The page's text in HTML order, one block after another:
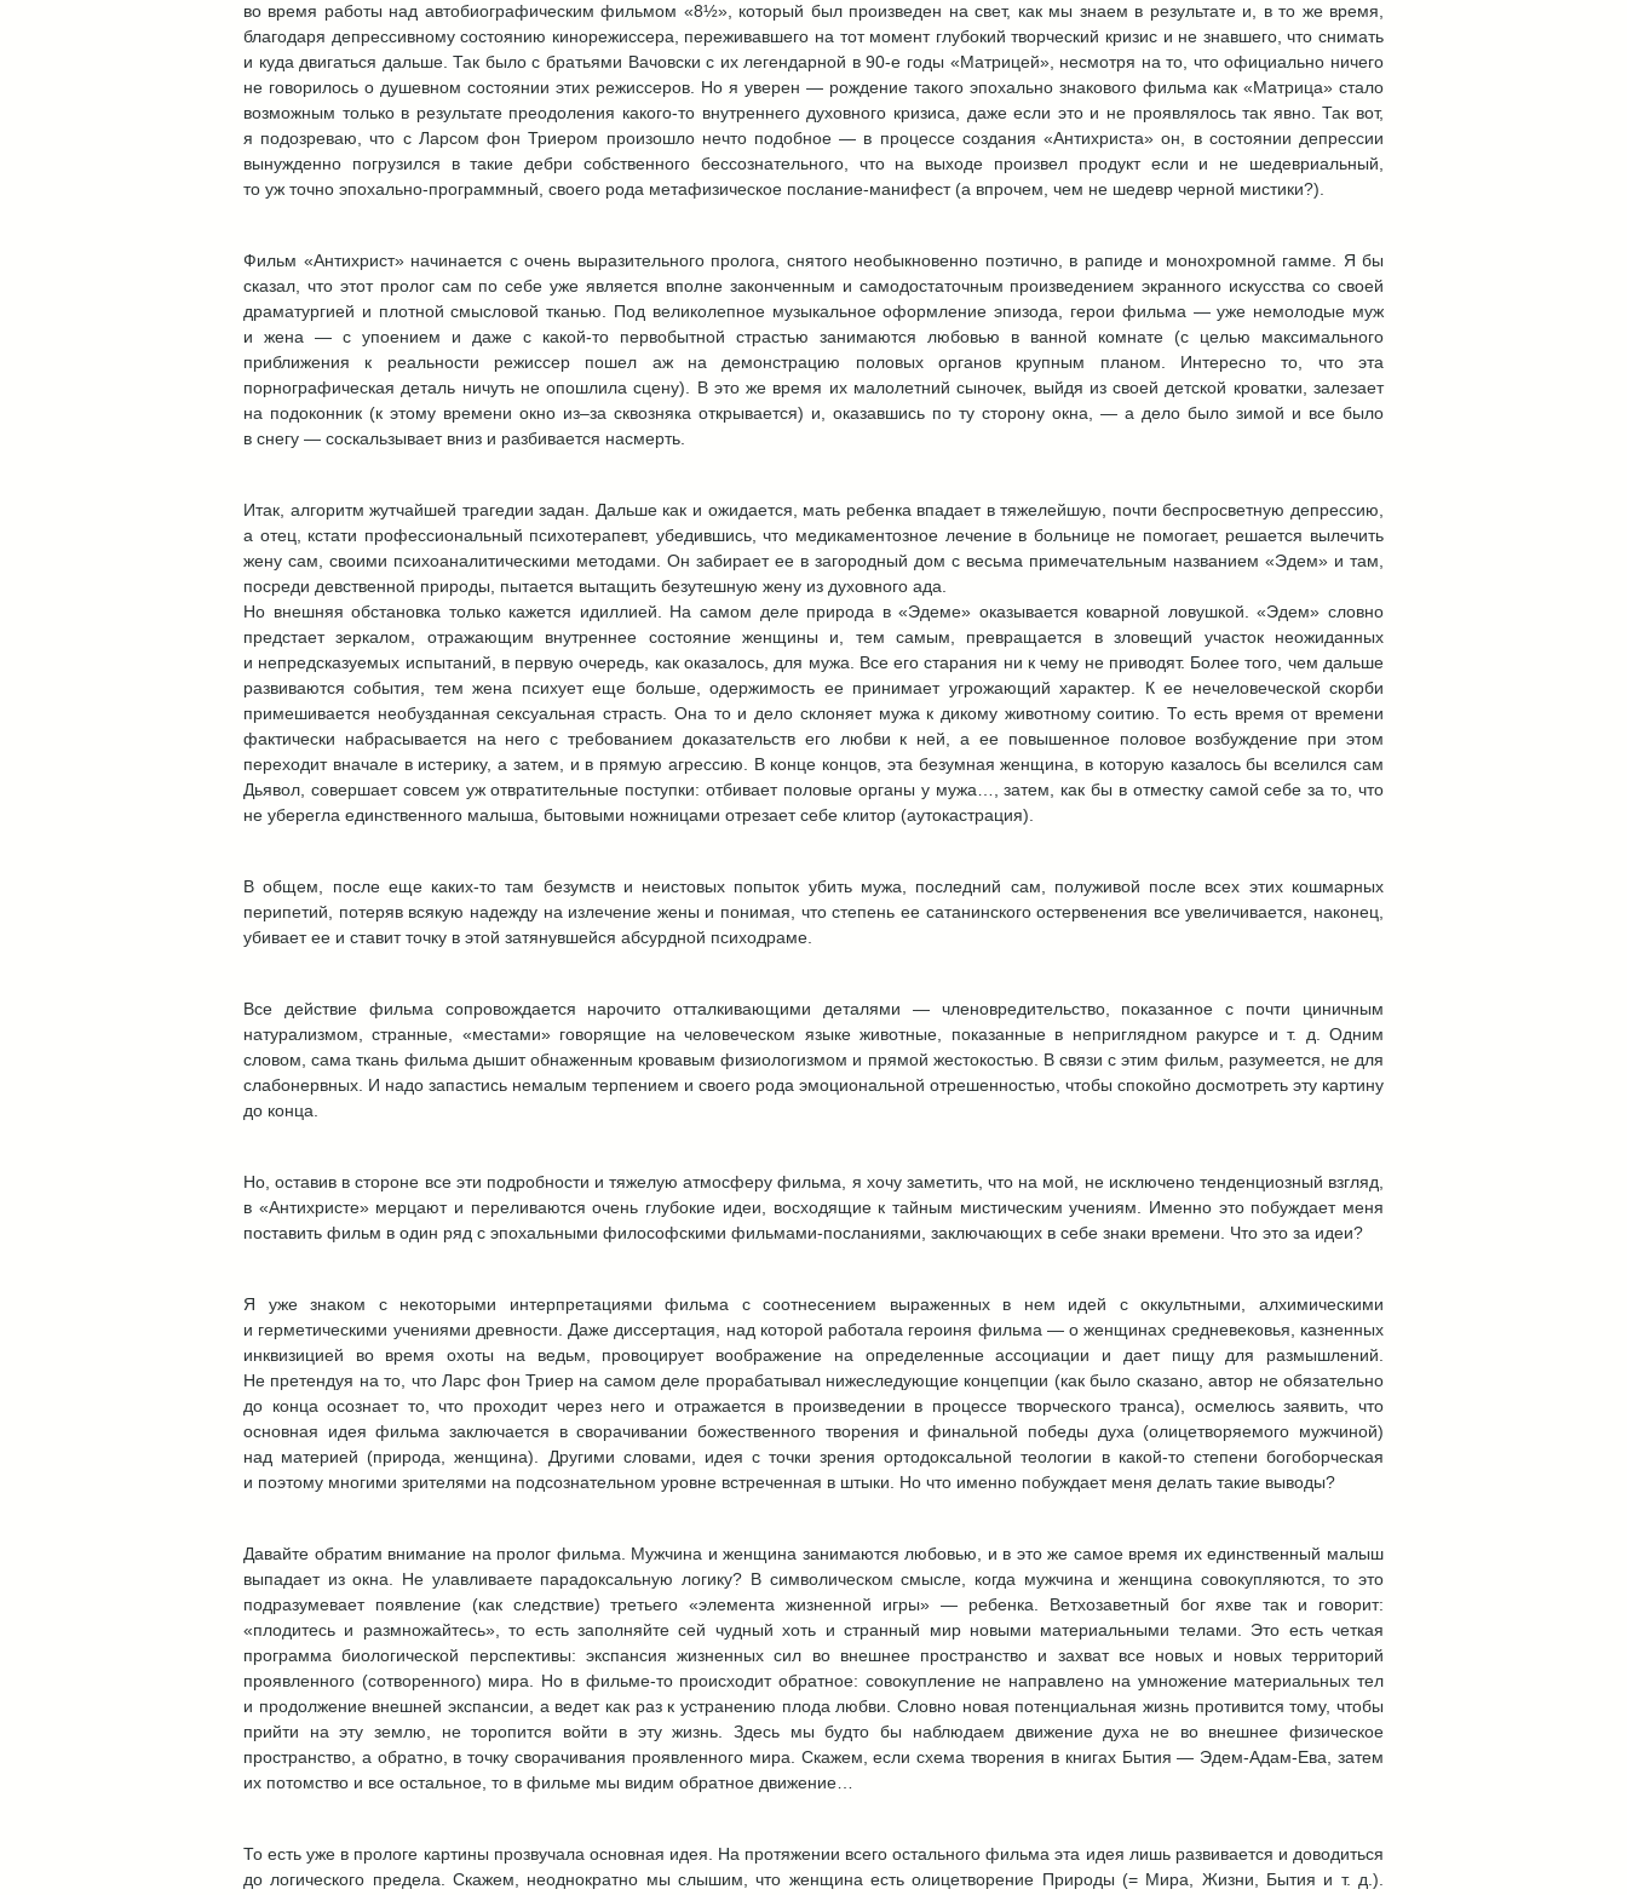
во время работы над автобиографическим фильмом «8½», который был произведен на свет, как мы знаем в результате и, в то же время,
благодаря депрессивному состоянию кинорежиссера, переживавшего на тот момент глубокий творческий кризис и не знавшего, что снимать
и куда двигаться дальше. Так было с братьями Вачовски с их легендарной в 90-е годы «Матрицей», несмотря на то, что официально ничего
не говорилось о душевном состоянии этих режиссеров. Но я уверен — рождение такого эпохально знакового фильма как «Матрица» стало
возможным только в результате преодоления какого-то внутреннего духовного кризиса, даже если это и не проявлялось так явно. Так вот,
я подозреваю, что с Ларсом фон Триером произошло нечто подобное — в процессе создания «Антихриста» он, в состоянии депрессии
вынужденно погрузился в такие дебри собственного бессознательного, что на выходе произвел продукт если и не шедевриальный,
то уж точно эпохально-программный, своего рода метафизическое послание-манифест (а впрочем, чем не шедевр черной мистики?).
Фильм «Антихрист» начинается с очень выразительного пролога, снятого необыкновенно поэтично, в рапиде и монохромной гамме. Я бы
сказал, что этот пролог сам по себе уже является вполне законченным и самодостаточным произведением экранного искусства со своей
драматургией и плотной смысловой тканью. Под великолепное музыкальное оформление эпизода, герои фильма — уже немолодые муж
и жена — с упоением и даже с какой-то первобытной страстью занимаются любовью в ванной комнате (с целью максимального
приближения к реальности режиссер пошел аж на демонстрацию половых органов крупным планом. Интересно то, что эта
порнографическая деталь ничуть не опошлила сцену). В это же время их малолетний сыночек, выйдя из своей детской кроватки, залезает
на подоконник (к этому времени окно из–за сквозняка открывается) и, оказавшись по ту сторону окна, — а дело было зимой и все было
в снегу — соскальзывает вниз и разбивается насмерть.
Итак, алгоритм жутчайшей трагедии задан. Дальше как и ожидается, мать ребенка впадает в тяжелейшую, почти беспросветную депрессию,
а отец, кстати профессиональный психотерапевт, убедившись, что медикаментозное лечение в больнице не помогает, решается вылечить
жену сам, своими психоаналитическими методами. Он забирает ее в загородный дом с весьма примечательным названием «Эдем» и там,
посреди девственной природы, пытается вытащить безутешную жену из духовного ада.
Но внешняя обстановка только кажется идиллией. На самом деле природа в «Эдеме» оказывается коварной ловушкой. «Эдем» словно
предстает зеркалом, отражающим внутреннее состояние женщины и, тем самым, превращается в зловещий участок неожиданных
и непредсказуемых испытаний, в первую очередь, как оказалось, для мужа. Все его старания ни к чему не приводят. Более того, чем дальше
развиваются события, тем жена психует еще больше, одержимость ее принимает угрожающий характер. К ее нечеловеческой скорби
примешивается необузданная сексуальная страсть. Она то и дело склоняет мужа к дикому животному соитию. То есть время от времени
фактически набрасывается на него с требованием доказательств его любви к ней, а ее повышенное половое возбуждение при этом
переходит вначале в истерику, а затем, и в прямую агрессию. В конце концов, эта безумная женщина, в которую казалось бы вселился сам
Дьявол, совершает совсем уж отвратительные поступки: отбивает половые органы у мужа…, затем, как бы в отместку самой себе за то, что
не уберегла единственного малыша, бытовыми ножницами отрезает себе клитор (аутокастрация).
В общем, после еще каких-то там безумств и неистовых попыток убить мужа, последний сам, полуживой после всех этих кошмарных
перипетий, потеряв всякую надежду на излечение жены и понимая, что степень ее сатанинского остервенения все увеличивается, наконец,
убивает ее и ставит точку в этой затянувшейся абсурдной психодраме.
Все действие фильма сопровождается нарочито отталкивающими деталями — членовредительство, показанное с почти циничным
натурализмом, странные, «местами» говорящие на человеческом языке животные, показанные в неприглядном ракурсе и т. д. Одним
словом, сама ткань фильма дышит обнаженным кровавым физиологизмом и прямой жестокостью. В связи с этим фильм, разумеется, не для
слабонервных. И надо запастись немалым терпением и своего рода эмоциональной отрешенностью, чтобы спокойно досмотреть эту картину
до конца.
Но, оставив в стороне все эти подробности и тяжелую атмосферу фильма, я хочу заметить, что на мой, не исключено тенденциозный взгляд,
в «Антихристе» мерцают и переливаются очень глубокие идеи, восходящие к тайным мистическим учениям. Именно это побуждает меня
поставить фильм в один ряд с эпохальными философскими фильмами-посланиями, заключающих в себе знаки времени. Что это за идеи?
Я уже знаком с некоторыми интерпретациями фильма с соотнесением выраженных в нем идей с оккультными, алхимическими
и герметическими учениями древности. Даже диссертация, над которой работала героиня фильма — о женщинах средневековья, казненных
инквизицией во время охоты на ведьм, провоцирует воображение на определенные ассоциации и дает пищу для размышлений.
Не претендуя на то, что Ларс фон Триер на самом деле прорабатывал нижеследующие концепции (как было сказано, автор не обязательно
до конца осознает то, что проходит через него и отражается в произведении в процессе творческого транса), осмелюсь заявить, что
основная идея фильма заключается в сворачивании божественного творения и финальной победы духа (олицетворяемого мужчиной)
над материей (природа, женщина). Другими словами, идея с точки зрения ортодоксальной теологии в какой-то степени богоборческая
и поэтому многими зрителями на подсознательном уровне встреченная в штыки. Но что именно побуждает меня делать такие выводы?
Давайте обратим внимание на пролог фильма. Мужчина и женщина занимаются любовью, и в это же самое время их единственный малыш
выпадает из окна. Не улавливаете парадоксальную логику? В символическом смысле, когда мужчина и женщина совокупляются, то это
подразумевает появление (как следствие) третьего «элемента жизненной игры» — ребенка. Ветхозаветный бог яхве так и говорит:
«плодитесь и размножайтесь», то есть заполняйте сей чудный хоть и странный мир новыми материальными телами. Это есть четкая
программа биологической перспективы: экспансия жизненных сил во внешнее пространство и захват все новых и новых территорий
проявленного (сотворенного) мира. Но в фильме-то происходит обратное: совокупление не направлено на умножение материальных тел
и продолжение внешней экспансии, а ведет как раз к устранению плода любви. Словно новая потенциальная жизнь противится тому, чтобы
прийти на эту землю, не торопится войти в эту жизнь. Здесь мы будто бы наблюдаем движение духа не во внешнее физическое
пространство, а обратно, в точку сворачивания проявленного мира. Скажем, если схема творения в книгах Бытия — Эдем-Адам-Ева, затем
их потомство и все остальное, то в фильме мы видим обратное движение…
То есть уже в прологе картины прозвучала основная идея. На протяжении всего остального фильма эта идея лишь развивается и доводиться
до логического предела. Скажем, неоднократно мы слышим, что женщина есть олицетворение Природы (= Мира, Жизни, Бытия и т. д.).